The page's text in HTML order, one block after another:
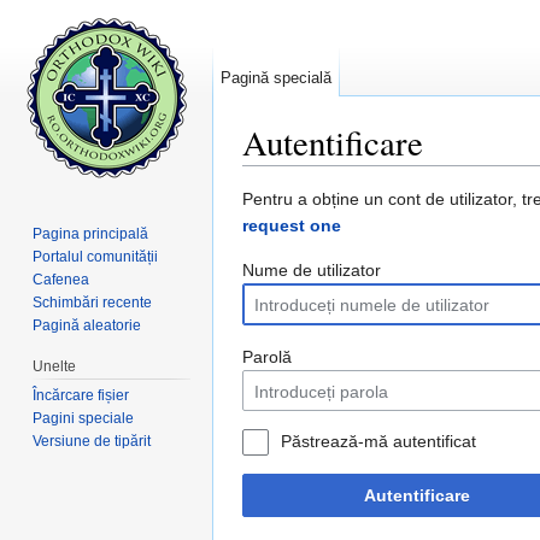
Autentificare
Pentru a obține un cont de utilizator,
request one
Nume de utilizator
Parolă
Păstrează-mă autentificat
Autentificare
Pagină specială
Pagina principală
Portalul comunității
Cafenea
Schimbări recente
Pagină aleatorie
Unelte
Încărcare fișier
Pagini speciale
Versiune de tipărit